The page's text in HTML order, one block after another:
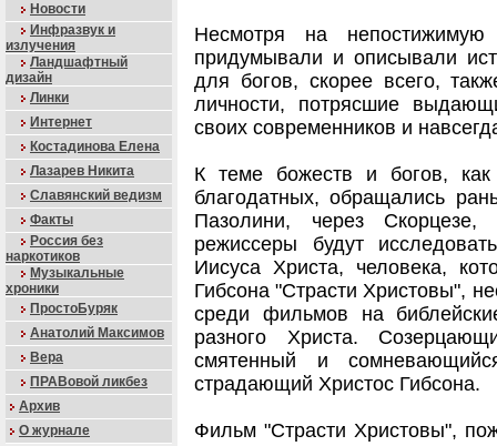
Новости
Инфразвук и
излучения
Ландшафтный
дизайн
Линки
Интернет
Костадинова Елена
Лазарев Никита
Славянский ведизм
Факты
Россия без
наркотиков
Музыкальные
хроники
ПростоБуряк
Анатолий Максимов
Вера
ПРАВовой ликбез
Архив
О журнале
Несмотря на непостижимую
придумывали и описывали
для богов, скорее всего,
личности, потрясшие
своих современников и
К теме божеств и богов,
благодатных, обращались
Пазолини, через
режиссеры будут
Иисуса Христа, человека,
Гибсона "Страсти Христовы",
среди фильмов на
разного Христа.
смятенный и
страдающий Христос Гибсона.
Фильм "Страсти Христовы",